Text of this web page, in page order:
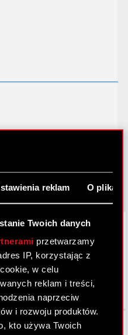
reklam O
Twoich danych
przetwarzamy
IP, korzystając z
w celu
reklam i treści,
naprzeciw
i rozwoju produktów.
kto używa Twoich